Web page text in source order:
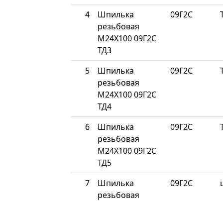
4
Шпилька
резьбовая
М24Х100 09Г2С
ТД3
09Г2С
5
Шпилька
резьбовая
М24Х100 09Г2С
ТД4
09Г2С
6
Шпилька
резьбовая
М24Х100 09Г2С
ТД5
09Г2С
7
Шпилька
резьбовая
09Г2С